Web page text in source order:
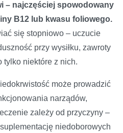
– najczęściej spowodowany
B12 lub kwasu foliowego.
się stopniowo – uczucie
przy wysiłku, zawroty
tylko niektóre z nich.
może prowadzić
narządów,
zależy od przyczyny –
niedoborowych